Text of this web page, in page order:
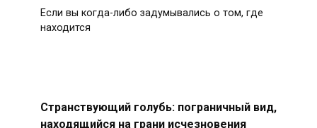
Если вы когда-либо задумывались о том, где
находится
Странствующий голубь: пограничный вид,
находящийся на грани исчезновения